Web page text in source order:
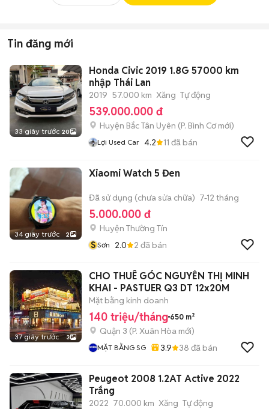
Tin đăng mới
33 giây trước 20
Honda Civic 2019 1.8G 57000 km
nhập Thái Lan
2019 57.000 km Xăng Tự động
539.000.000 đ
Huyện Bắc Tân Uyên (P. Bình Cơmới)
Lợi Used Car 4.2 11 đã bán
34 giây trước 2
Xiaomi Watch 5 Đen
Đã sử dụng (chưa sửa chữa) 7-12 tháng
5.000.000 đ
Huyện Thường Tín
S Sơn 2.0 2 đã bán
37 giây trước 3
CHO THUÊ GÓC NGUYỄN THỊ MINH
KHAI - PASTUER Q3 DT 12x20M
Mặt bằng kinh doanh
140 triệu/tháng 650 m²
Quận 3 (P. Xuân Hòa mới)
MẶT BẰNG SG 3.9 38 đã bán
Peugeot 2008 1.2AT Active 2022
Trắng
2022 70.000 km Xăng Tự động